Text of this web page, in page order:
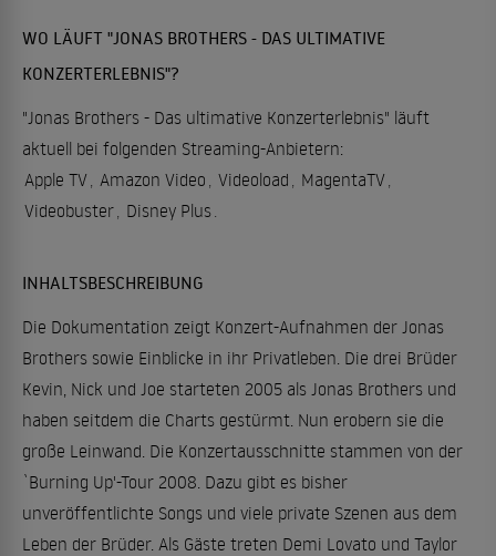
WO LÄUFT "JONAS BROTHERS - DAS ULTIMATIVE
KONZERTERLEBNIS"?
"Jonas Brothers - Das ultimative Konzerterlebnis" läuft
aktuell bei folgenden Streaming-Anbietern:
Apple TV Amazon Video Videoload MagentaTV
Videobuster Disney Plus
INHALTSBESCHREIBUNG
Die Dokumentation zeigt Konzert-Aufnahmen der Jonas
Brothers sowie Einblicke in ihr Privatleben. Die drei Brüder
Kevin, Nick und Joe starteten 2005 als Jonas Brothers und
haben seitdem die Charts gestürmt. Nun erobern sie die
große Leinwand. Die Konzertausschnitte stammen von der
`Burning Up'-Tour 2008. Dazu gibt es bisher
unveröffentlichte Songs und viele private Szenen aus dem
Leben der Brüder. Als Gäste treten Demi Lovato und Taylor